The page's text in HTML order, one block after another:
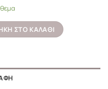
Σατινέ KARAG 150cm
ΣΤΟ ΚΑΛΆΘΙ